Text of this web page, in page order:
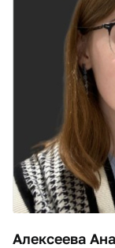
Алексеева